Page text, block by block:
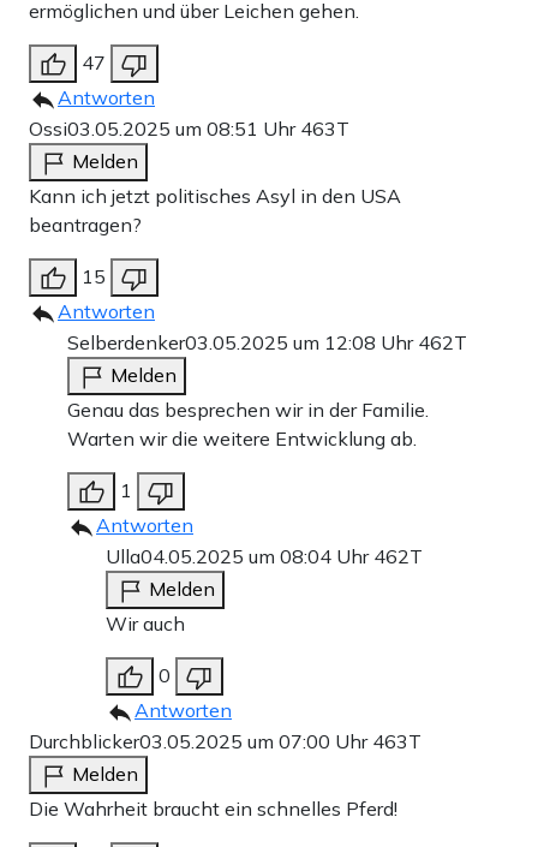
ermöglichen und über Leichen gehen.
47
Antworten
Ossi03.05.2025 um 08:51 Uhr 463T
Melden
Kann ich jetzt politisches Asyl in den USA
beantragen?
15
Antworten
Selberdenker03.05.2025 um 12:08 Uhr 462T
Melden
Genau das besprechen wir in der Familie.
Warten wir die weitere Entwicklung ab.
1
Antworten
Ulla04.05.2025 um 08:04 Uhr 462T
Melden
Wir auch
0
Antworten
Durchblicker03.05.2025 um 07:00 Uhr 463T
Melden
Die Wahrheit braucht ein schnelles Pferd!